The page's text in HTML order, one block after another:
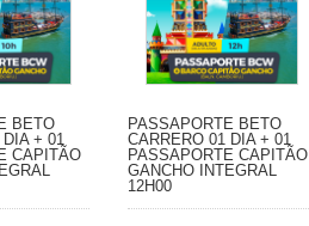
BETO
+ 01
CAPITÃO
PASSAPORTE BETO
CARRERO 01 DIA + 01
PASSAPORTE CAPITÃO
GANCHO INTEGRAL
12H00